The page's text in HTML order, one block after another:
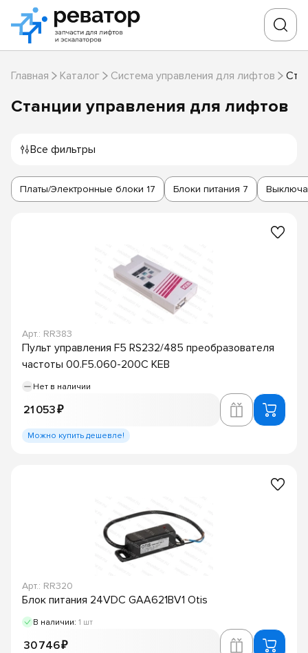
Главная Каталог Система управления для лифтов
Станции управления для лифтов
Все фильтры
Платы/Электронные блоки 17 Блоки питания 7
Арт.: RR383
Пульт управления F5 RS232/485 преобразователя
частоты 00.F5.060-200C KEB
Нет в наличии
21 053 ₽
Можно купить дешевле!
Арт.: RR320
Блок питания 24VDC GAA621BV1 Otis
В наличии: 1 шт
30 746 ₽